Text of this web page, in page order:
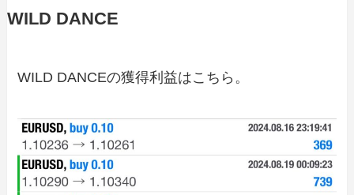
WILD DANCE
WILD DANCEの獲得利益はこちら。